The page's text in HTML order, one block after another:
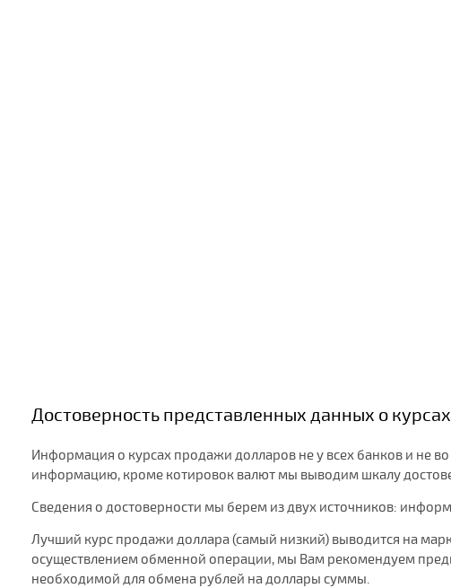
Достоверность представленных данных о
Информация о курсах продажи долларов не у всех банков и не
информацию, кроме котировок валют мы выводим шкалу
Сведения о достоверности мы берем из двух источников:
Лучший курс продажи доллара (самый низкий) выводится на
осуществлением обменной операции, мы Вам рекомендуем
необходимой для обмена рублей на доллары суммы.